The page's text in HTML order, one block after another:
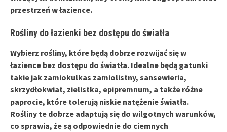
przestrzeń w łazience.
Rośliny do łazienki bez dostępu do światła
Wybierz rośliny, które będą dobrze rozwijać się w
łazience bez dostępu do światła. Idealne będą gatunki
takie jak zamiokulkas zamiolistny, sansewieria,
skrzydłokwiat, zielistka, epipremnum, a także różne
paprocie, które tolerują niskie natężenie światła.
Rośliny te dobrze adaptują się do wilgotnych warunków,
co sprawia, że są odpowiednie do ciemnych